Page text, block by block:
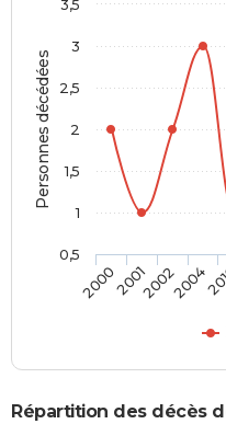
Personnes décédées
2000200120022004
0,5
1
1,5
2
2,5
3
3,5
Répartition des décès